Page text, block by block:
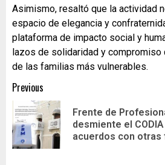
Asimismo, resaltó que la actividad
espacio de elegancia y
plataforma de impacto social y
lazos de solidaridad y compromiso
de las familias más vulnerables.
Previous
Frente de
desmiente el
acuerdos con